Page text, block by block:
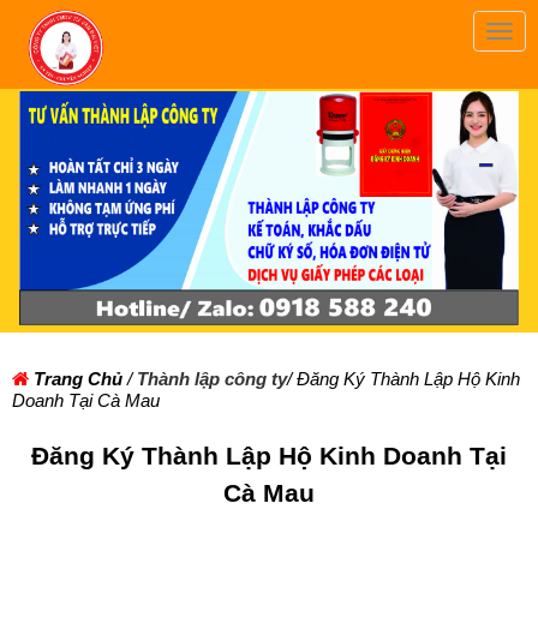
Trang Chủ/ Thành lập công ty/ Đăng Ký Thành Lập Hộ Kinh
Doanh Tại Cà Mau
Đăng Ký Thành Lập Hộ Kinh Doanh Tại
Cà Mau